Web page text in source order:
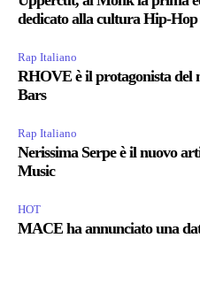
dedicato alla cultura Hip-Hop
Rap Italiano
RHOVE è il protagonista del
Bars
Rap Italiano
Nerissima Serpe è il nuovo
Music
HOT
MACE ha annunciato una